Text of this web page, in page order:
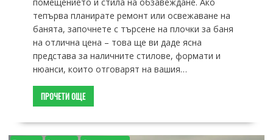
тепърва планирате ремонт или освежаване на
банята, започнете с търсене на плочки за баня
на отлична цена – това ще ви даде ясна
представа за наличните стилове, формати и
нюанси, които отговарят на вашия…
ПРОЧЕТИ ОЩЕ